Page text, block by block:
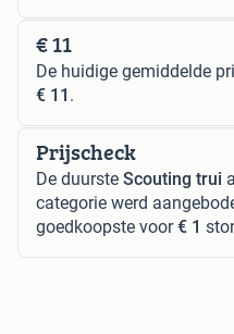
€ 11
De huidige gemiddelde
€ 11 .
Prijscheck
De duurste Scouting trui
categorie werd
goedkoopste voor€ 1